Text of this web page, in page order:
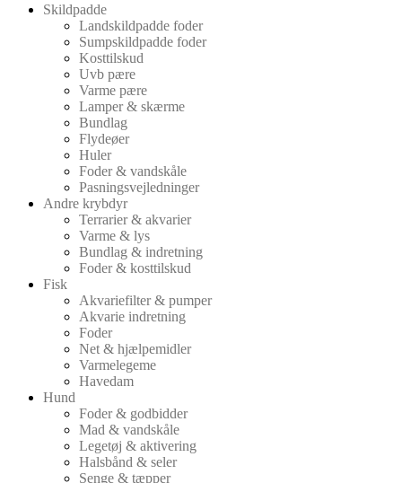
Skildpadde
Landskildpadde foder
Sumpskildpadde foder
Kosttilskud
Uvb pære
Varme pære
Lamper & skærme
Bundlag
Flydeøer
Huler
Foder & vandskåle
Pasningsvejledninger
Andre krybdyr
Terrarier & akvarier
Varme & lys
Bundlag & indretning
Foder & kosttilskud
Fisk
Akvariefilter & pumper
Akvarie indretning
Foder
Net & hjælpemidler
Varmelegeme
Havedam
Hund
Foder & godbidder
Mad & vandskåle
Legetøj & aktivering
Halsbånd & seler
Senge & tæpper